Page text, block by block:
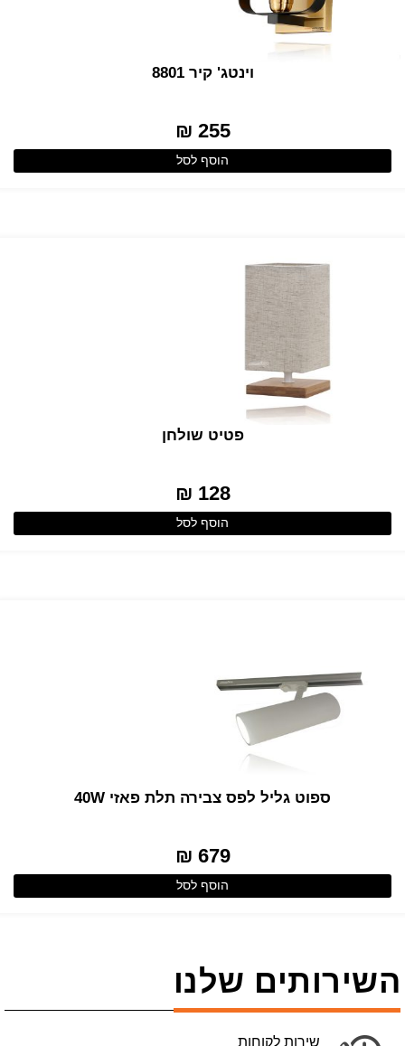
וינטג' קיר 8801
255 ₪
הוסף לסל
פטיט שולחן
128 ₪
הוסף לסל
ספוט גליל לפס צבירה תלת פאזי 40W
679 ₪
הוסף לסל
השירותים שלנו
שירות לקוחות